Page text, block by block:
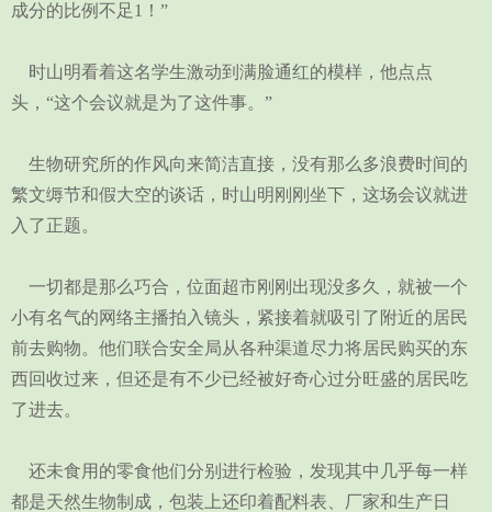
成分的比例不足1！”
时山明看着这名学生激动到满脸通红的模样，他点点
头，“这个会议就是为了这件事。”
生物研究所的作风向来简洁直接，没有那么多浪费时间的
繁文缛节和假大空的谈话，时山明刚刚坐下，这场会议就进
入了正题。
一切都是那么巧合，位面超市刚刚出现没多久，就被一个
小有名气的网络主播拍入镜头，紧接着就吸引了附近的居民
前去购物。他们联合安全局从各种渠道尽力将居民购买的东
西回收过来，但还是有不少已经被好奇心过分旺盛的居民吃
了进去。
还未食用的零食他们分别进行检验，发现其中几乎每一样
都是天然生物制成，包装上还印着配料表、厂家和生产日